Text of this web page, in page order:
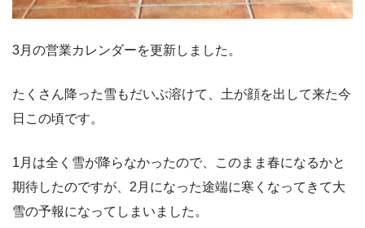
3月の営業カレンダーを更新しました。
たくさん降った雪もだいぶ溶けて、土が顔を出して来た今
日この頃です。
1月は全く雪が降らなかったので、このまま春になるかと
期待したのですが、2月になった途端に寒くなってきて大
雪の予報になってしまいました。